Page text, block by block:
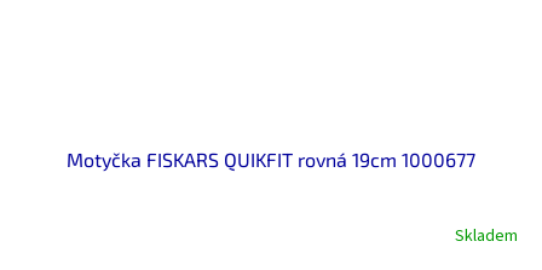
Motyčka FISKARS QUIKFIT rovná 19cm 1000677
Skladem